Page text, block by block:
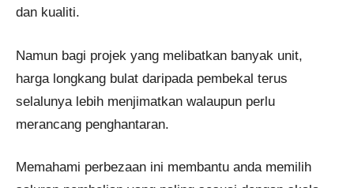
dan kualiti.
Namun bagi projek yang melibatkan banyak unit,
harga longkang bulat daripada pembekal terus
selalunya lebih menjimatkan walaupun perlu
merancang penghantaran.
Memahami perbezaan ini membantu anda memilih